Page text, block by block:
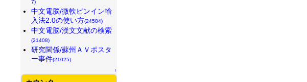
7)
中文電脳/微軟ピンイン輸
入法2.0の使い方(24584)
中文電脳/漢文文献の検索
(21408)
研究関係/蘇州ＡＶポスタ
ー事件(21025)
↑